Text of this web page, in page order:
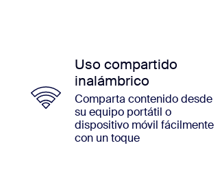
Uso compartido
inalámbrico
Comparta contenido desde
su equipo portátil o
dispositivo móvil fácilmente
con un toque